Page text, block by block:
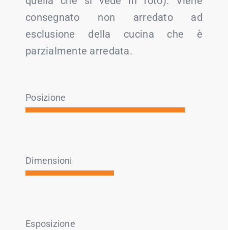
consegnato non arredato ad
esclusione della cucina che è
parzialmente arredata.
Posizione
Dimensioni
Esposizione